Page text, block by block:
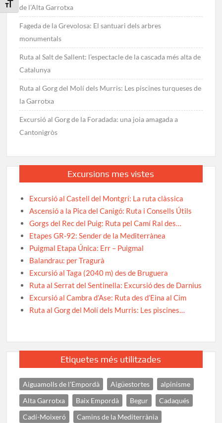
Toggle Font size
de l’Alta Garrotxa
Fageda de la Grevolosa: El santuari dels arbres
monumentals
Ruta al Salt de Sallent: l’espectacle de la cascada més alta de
Catalunya
Ruta al Gorg del Molí dels Murris: Les piscines turqueses de
la Garrotxa
Excursió al Gorg de la Foradada: una joia amagada a
Cantonigròs
Excursions mes vistes
Excursió al Castell del Montgrí: La ruta clàssica
Ascensió a la Pica del Canigó: Ruta i Consells Útils
Gorgs del Rec del Puig: Ruta pel Camí Ral des…
Etapes GR-92: Sender de la Mediterrànea
Puigmal Etapa Única: Err – Puigmal
Balandrau: per Tragurà
Excursió al Taga (2040 m) des de Bruguera
Ruta al Serrat del Sentinella: Excursió des de Darnius
Excursió al Cambra d’Ase: Ruta des d’Eina al Cim
Ruta al Gorg del Molí dels Murris: Les piscines…
Etiquetes més utilitzades
Aiguamolls de l'Empordà Aigüestortes
alpinisme
Alta Garrotxa
Baix Empordà Begur
Cadaqués
Cadí-Moixeró
Camins de la Mediterrània